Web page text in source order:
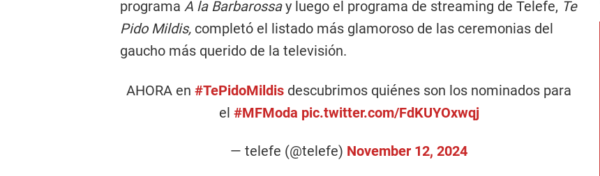
programa A la Barbarossay luego el programa de streaming de Telefe, Te
Pido Mildis, completó el listado más glamoroso de las ceremonias del
gaucho más querido de la televisión.
AHORA en#TePidoMildis descubrimos quiénes son los nominados para
el #MFModa pic.twitter.com/FdKUYOxwqj
— telefe (@telefe) November 12, 2024